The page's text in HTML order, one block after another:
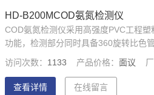
HD-B200MCOD氨氮检测仪
COD氨氮检测仪采用高强度PVC工程
功能，检测部分同时具备360旋转比色
屏，光纤检测技术，进口光源，内置大
能稳定、测量准确、测定范围广、功能*
访问次数： 1133 产品价格：面议
查看详情 在线留言